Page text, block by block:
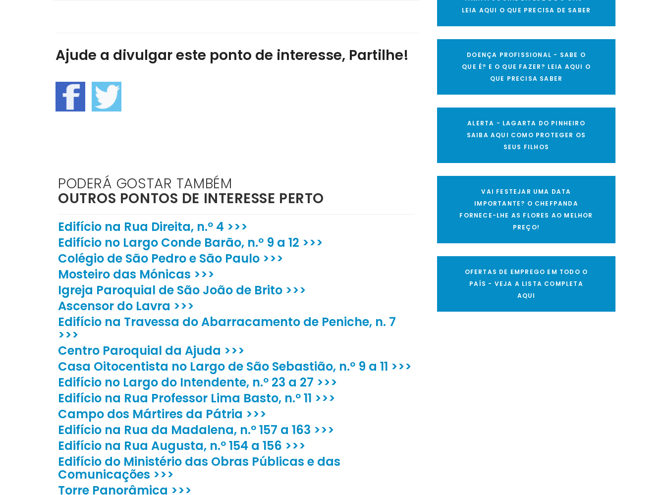
Ajude a divulgar este ponto de interesse, Partilhe!
PODERÁ GOSTAR TAMBÉM
OUTROS PONTOS DE INTERESSE PERTO
Edifício na Rua Direita, n.º 4 >>>
Edifício no Largo Conde Barão, n.º 9 a 12 >>>
Colégio de São Pedro e São Paulo >>>
Mosteiro das Mónicas >>>
Igreja Paroquial de São João de Brito >>>
Ascensor do Lavra >>>
Edifício na Travessa do Abarracamento de Peniche, n. 7
>>>
Centro Paroquial da Ajuda >>>
Casa Oitocentista no Largo de São Sebastião, n.º 9 a 11 >>>
Edifício no Largo do Intendente, n.º 23 a 27 >>>
Edifício na Rua Professor Lima Basto, n.º 11 >>>
Campo dos Mártires da Pátria >>>
Edifício na Rua da Madalena, n.º 157 a 163 >>>
Edifício na Rua Augusta, n.º 154 a 156 >>>
Edifício do Ministério das Obras Públicas e das
Comunicações >>>
Torre Panorâmica >>>
LEIA AQUI O QUE PRECISA DE SABER
DOENÇA PROFISSIONAL - SABE O
QUE É? E O QUE FAZER? LEIA AQUI O
QUE PRECISA SABER
ALERTA - LAGARTA DO PINHEIRO
SAIBA AQUI COMO PROTEGER OS
SEUS FILHOS
VAI FESTEJAR UMA DATA
IMPORTANTE? O CHEFPANDA
FORNECE-LHE AS FLORES AO MELHOR
PREÇO!
OFERTAS DE EMPREGO EM TODO O
PAÍS - VEJA A LISTA COMPLETA
AQUI